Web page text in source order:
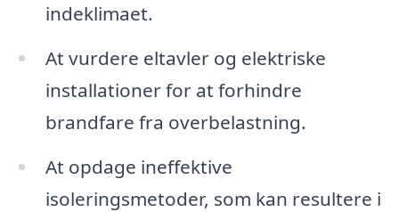
indeklimaet.
At vurdere eltavler og elektriske
installationer for at forhindre
brandfare fra overbelastning.
At opdage ineffektive
isoleringsmetoder, som kan resultere i